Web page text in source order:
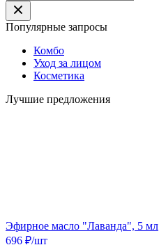
Популярные запросы
Комбо
Уход за лицом
Косметика
Лучшие предложения
Эфирное масло "Лаванда", 5 мл
696 ₽/шт